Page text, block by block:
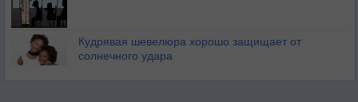
Кудрявая шевелюра хорошо защищает от
солнечного удара